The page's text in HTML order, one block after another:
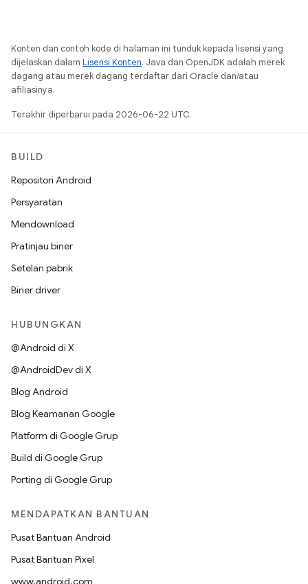
Konten dan contoh kode di halaman ini tunduk kepada lisensi yang
dijelaskan dalam Lisensi Konten. Java dan OpenJDK adalah merek
dagang atau merek dagang terdaftar dari Oracle dan/atau
afiliasinya.
Terakhir diperbarui pada 2026-06-22 UTC.
BUILD
Repositori Android
Persyaratan
Mendownload
Pratinjau biner
Setelan pabrik
Biner driver
HUBUNGKAN
@Android di X
@AndroidDev di X
Blog Android
Blog Keamanan Google
Platform di Google Grup
Build di Google Grup
Porting di Google Grup
MENDAPATKAN BANTUAN
Pusat Bantuan Android
Pusat Bantuan Pixel
www.android.com